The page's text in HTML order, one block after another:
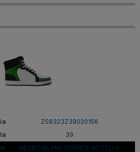
ZS8323Z39020156
39
NEGRO/BLANCO/VERDE BOTELLA